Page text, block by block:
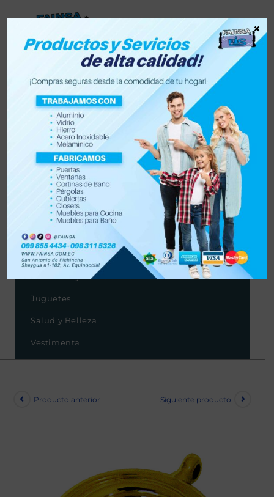
Lista de deseos
0
Tienda
Accesorios para vehículo y moto
Accesorios de hogar
Electrónica
Ferretería y Construcción
Juguetes
Salud y Belleza
Vestimenta
Producto anterior Siguiente producto
×